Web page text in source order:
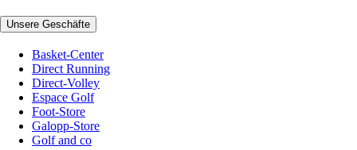
Unsere Geschäfte
Basket-Center
Direct Running
Direct-Volley
Espace Golf
Foot-Store
Galopp-Store
Golf and co